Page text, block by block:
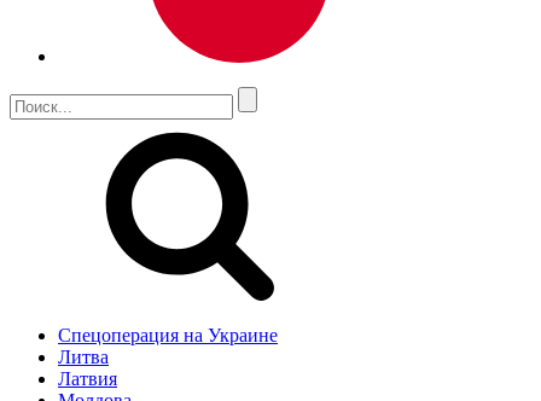
Спецоперация на Украине
Литва
Латвия